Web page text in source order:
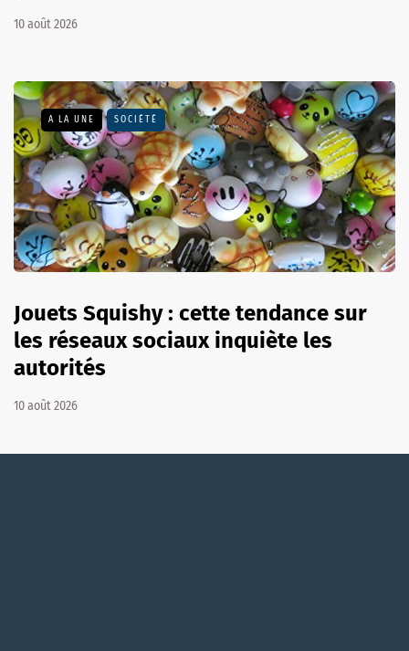
10 août 2026
A LA UNE SOCIÉTÉ
Jouets Squishy : cette tendance sur
les réseaux sociaux inquiète les
autorités
10 août 2026